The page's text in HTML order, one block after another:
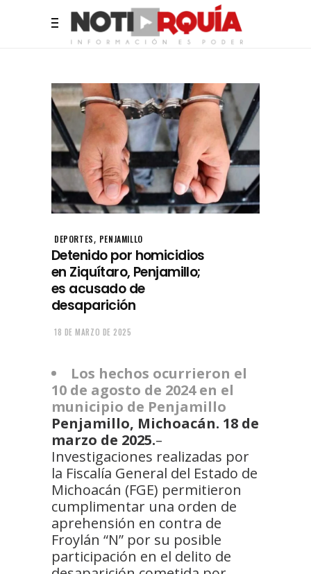
DEPORTES, PENJAMILLO
Detenido por homicidios
en Ziquítaro, Penjamillo;
es acusado de
desaparición
18 DE MARZO DE 2025
Los hechos ocurrieron el
10 de agosto de 2024 en el
municipio de Penjamillo
Penjamillo, Michoacán. 18 de
marzo de 2025.–
Investigaciones realizadas por
la Fiscalía General del Estado de
Michoacán (FGE) permitieron
cumplimentar una orden de
aprehensión en contra de
Froylán “N” por su posible
participación en el delito de